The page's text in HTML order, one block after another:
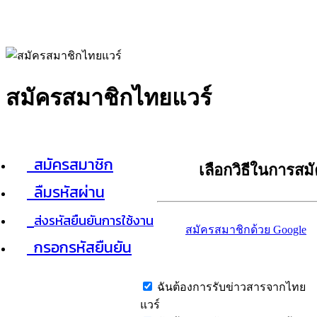
สมัครสมาชิกไทยแวร์
สมัครสมาชิก
ลืมรหัสผ่าน
ส่งรหัสยืนยันการใช้งาน
กรอกรหัสยืนยัน
เลือกวิธีในการส
สมัครสมาชิกด้วย Google
ฉันต้องการรับข่าวสารจากไทย
แวร์